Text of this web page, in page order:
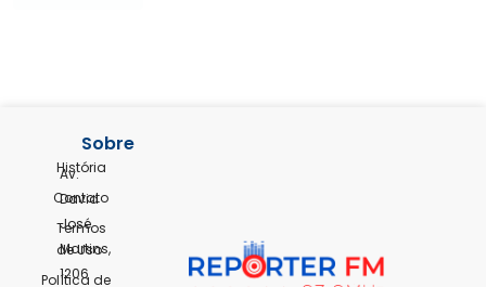
Av.
David
José
Martins,
1206
Sobre
História
Contato
Termos
de Uso
Política de